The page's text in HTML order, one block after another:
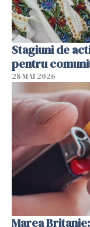
Stagiuni de
pentru
28 MAI 2026
Marea